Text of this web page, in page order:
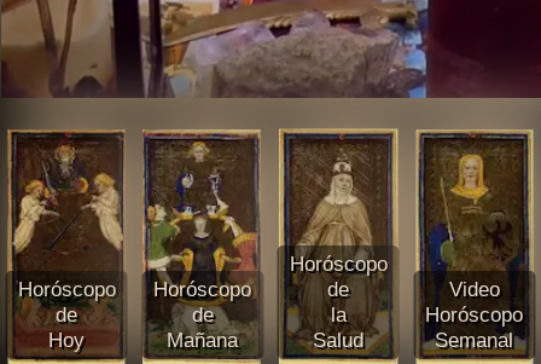
Horóscopo
de
Hoy
Horóscopo
de
Mañana
Horóscopo
de
la
Salud
Video
Horóscopo
Semanal